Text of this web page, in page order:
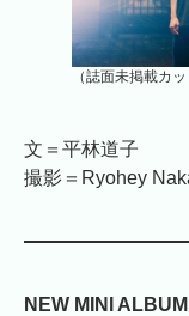
（誌面未掲載カッ
文＝平林道子
撮影＝Ryohey
NEW MINI ALBUM